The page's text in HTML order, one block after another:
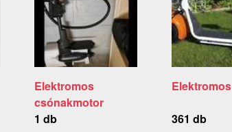
Elektromos
csónakmotor
1 db
Elektromos
361 db